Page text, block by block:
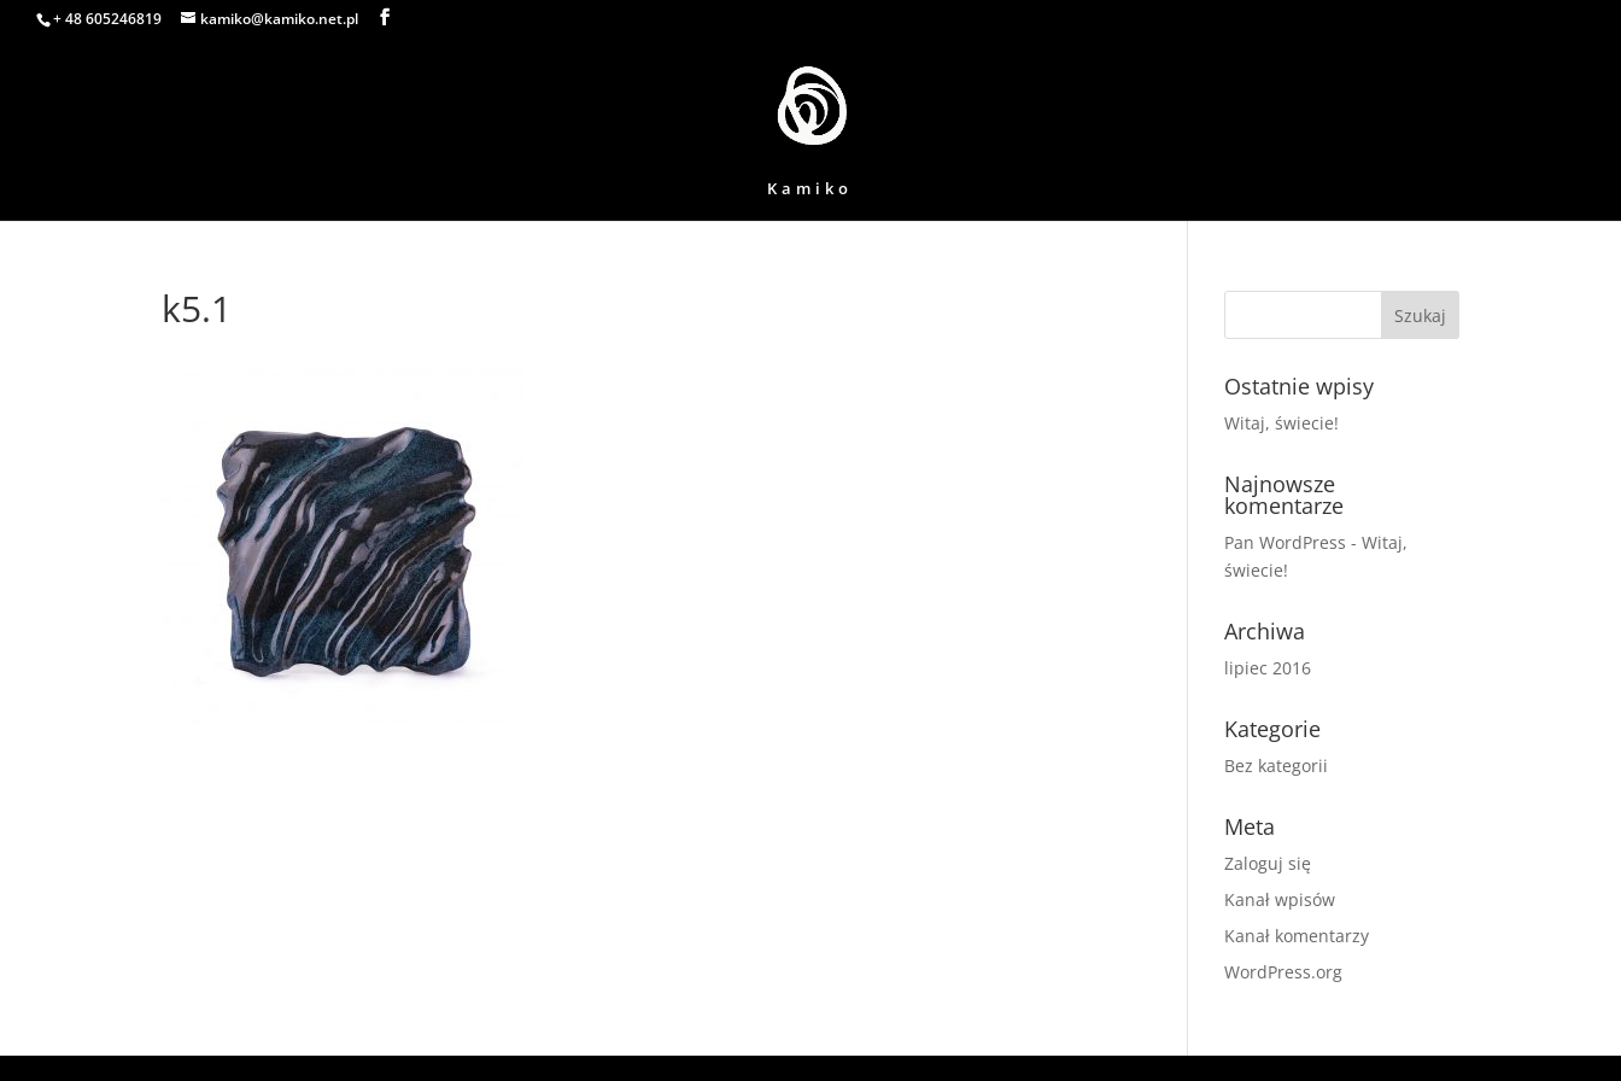
+ 48 605246819 kamiko@kamiko.net.pl
Kamiko
k5.1
Ostatnie wpisy
Witaj, świecie!
Najnowsze
komentarze
Pan WordPress -Witaj,
świecie!
Archiwa
lipiec 2016
Kategorie
Bez kategorii
Meta
Zaloguj się
Kanał wpisów
Kanał komentarzy
WordPress.org